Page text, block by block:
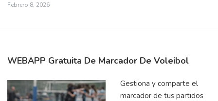
Febrero 8, 2026
WEBAPP Gratuita De Marcador De Voleibol
Gestiona y comparte el
marcador de tus partidos